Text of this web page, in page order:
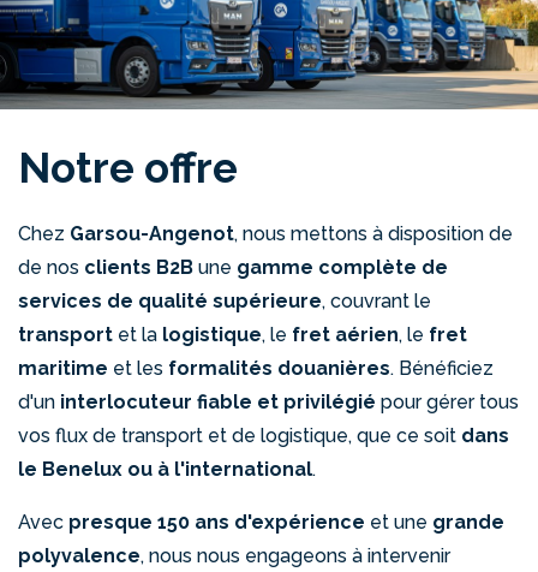
Notre offre
Chez Garsou-Angenot, nous mettons à disposition de
de nos clients B2B une gamme complète de
services de qualité supérieure, couvrant le
transport et la logistique, le fret aérien, le fret
maritime et les formalités douanières. Bénéficiez
d'un interlocuteur fiable et privilégié pour gérer tous
vos flux de transport et de logistique, que ce soit dans
le Benelux ou à l'international.
Avec presque 150 ans d'expérience et une grande
polyvalence, nous nous engageons à intervenir